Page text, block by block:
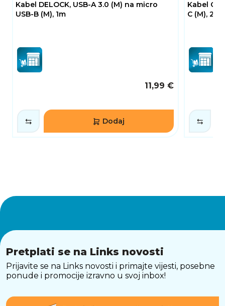
Kabel DELOCK, USB-A 3.0 (M) na micro
USB-B (M), 1m
11,99 €
Dodaj
Kabel
C (M), 2
Pretplati se na Links novosti
Prijavite se na Links novosti i primajte vijesti, posebne
ponude i promocije izravno u svoj inbox!